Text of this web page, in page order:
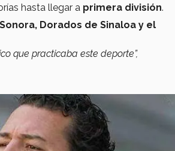
hasta llegar a primera división.
Dorados de Sinaloa y el
que practicaba este deporte”,